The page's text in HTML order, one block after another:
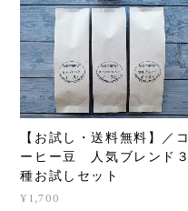
【お試し・送料無料】／コ
ーヒー豆 人気ブレンド３
種お試しセット
¥1,700